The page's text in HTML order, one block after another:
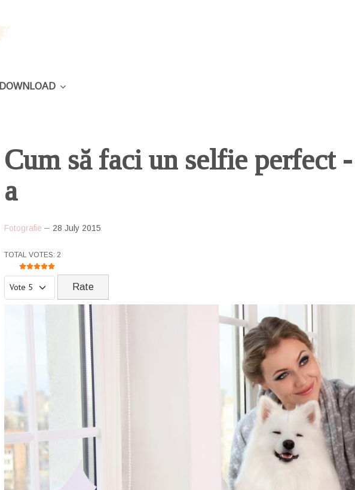
DOWNLOAD
Cum să faci un selfie perfect
a
Fotografie 28 July 2015
USER RATING: 5
TOTAL VOTES: 2